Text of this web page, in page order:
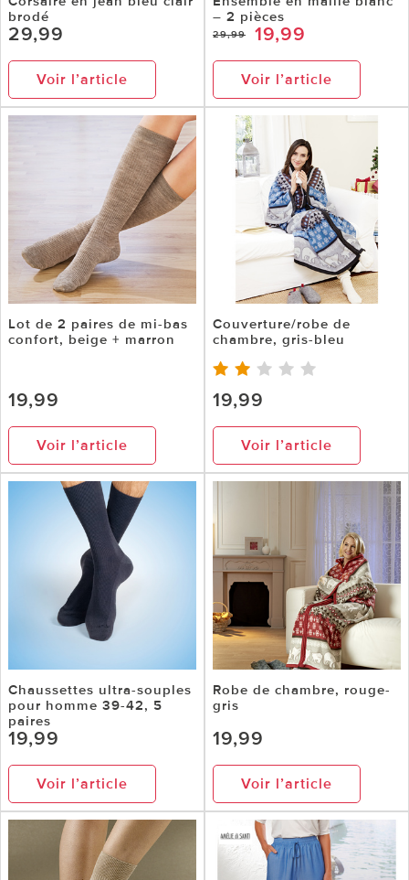
brodé
29,99
Voir l’article
– 2 pièces
29,99 19,99
Voir l’article
Lot de 2 paires de mi-bas
confort, beige + marron
19,99
Voir l’article
Couverture/robe de
chambre, gris-bleu
19,99
Voir l’article
Chaussettes ultra-souples
pour homme 39-42, 5
paires
19,99
Voir l’article
Robe de chambre, rouge-
gris
19,99
Voir l’article